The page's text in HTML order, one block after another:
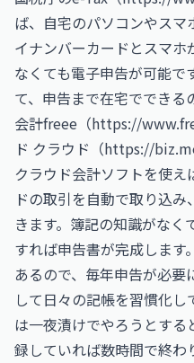
ば、自宅のパソコンやスマ
イナンバーカードとスマ
なくても電子申告が可能で
て、申告まで在宅でできる
会計freee（https://
ド クラウド（https://
クラウド会計ソフトを使
ドの取引を自動で取り込
きます。簿記の知識がなく
すれば申告書が完成します
あるので、毎年申告が必
して日々の記帳を習慣化
は一夜漬けでやろうとす
録していれば数時間で終わ